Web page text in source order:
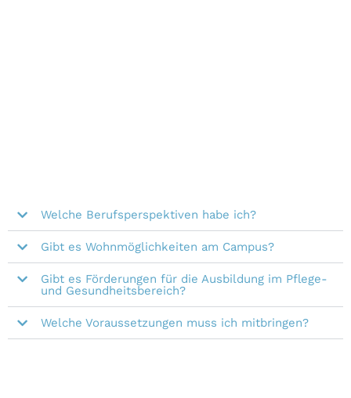
Welche Berufsperspektiven habe ich?
Gibt es Wohnmöglichkeiten am Campus?
Gibt es Förderungen für die Ausbildung im Pflege-
und Gesundheitsbereich?
Welche Voraussetzungen muss ich mitbringen?